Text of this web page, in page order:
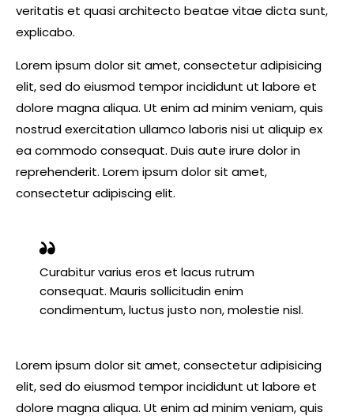
veritatis et quasi architecto beatae vitae dicta sunt,
explicabo.
Lorem ipsum dolor sit amet, consectetur adipisicing
elit, sed do eiusmod tempor incididunt ut labore et
dolore magna aliqua. Ut enim ad minim veniam, quis
nostrud exercitation ullamco laboris nisi ut aliquip ex
ea commodo consequat. Duis aute irure dolor in
reprehenderit. Lorem ipsum dolor sit amet,
consectetur adipiscing elit.
Curabitur varius eros et lacus rutrum
consequat. Mauris sollicitudin enim
condimentum, luctus justo non, molestie nisl.
Lorem ipsum dolor sit amet, consectetur adipisicing
elit, sed do eiusmod tempor incididunt ut labore et
dolore magna aliqua. Ut enim ad minim veniam, quis